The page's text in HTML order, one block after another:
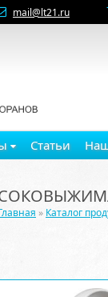
mail@lt21.ru
Статьи
» Каталог